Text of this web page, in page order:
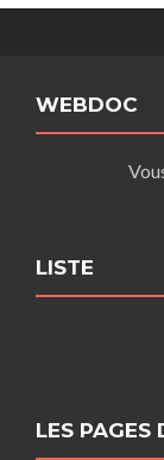
WEBDOC
LISTE
LES PAGES